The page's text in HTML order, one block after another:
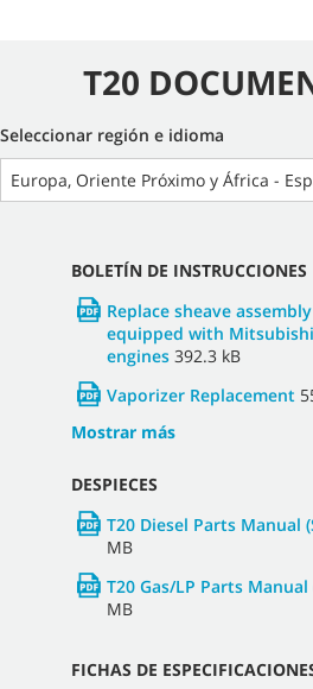
T20
Seleccionar región e idioma
Europa, Oriente Próximo y África -
BOLETÍN DE INSTRUCCIONES
Replace sheave
equipped with Mitsubishi
engines 392.3 kB
Vaporizer Replacement
Mostrar más
DESPIECES
T20 Diesel Parts Manual
MB
T20 Gas/LP Parts Manual
MB
FICHAS DE